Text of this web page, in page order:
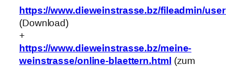
https://www.dieweinstrasse.bz/fileadmin/
(Download)
+
https://www.dieweinstrasse.bz/meine-
weinstrasse/online-blaettern.html (zum